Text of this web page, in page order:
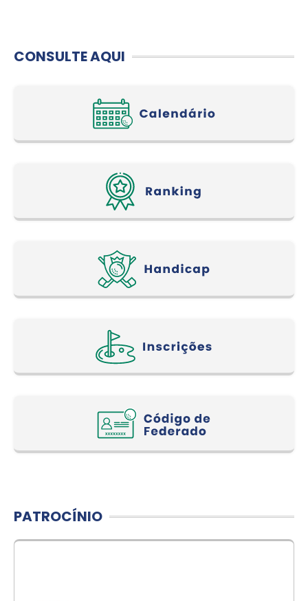
CONSULTE AQUI
PATROCÍNIO